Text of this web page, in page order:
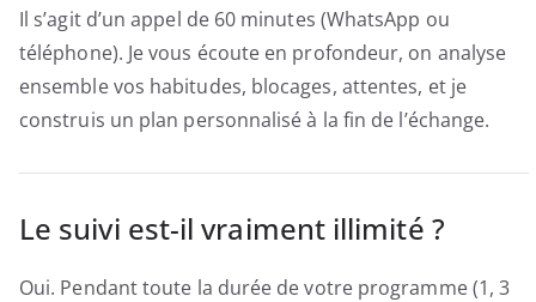
Il s’agit d’un appel de 60 minutes (WhatsApp ou
téléphone). Je vous écoute en profondeur, on analyse
ensemble vos habitudes, blocages, attentes, et je
construis un plan personnalisé à la fin de l’échange.
Le suivi est-il vraiment illimité ?
Oui. Pendant toute la durée de votre programme (1, 3